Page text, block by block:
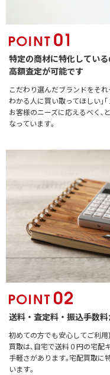
特定の商材に特化している
高額査定が可能です
こだわり選んだブランドをそ
わかる人に買い取ってほしい｣
お客様のニーズに応えるべく､
なっています｡
送料・査定料・振込手数料
初めての方でも安心してご利
買取は､自宅で送料０円の宅配
手軽さがあります｡宅配買取に
います｡